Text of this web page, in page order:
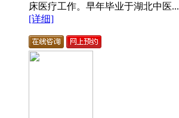
床医疗工作。早年毕业于湖北中医...
[详细]